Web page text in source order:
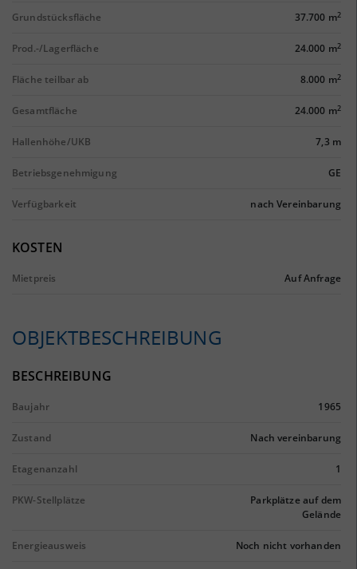
Grundstücksfläche 37.700 m2
Prod.-/Lagerfläche 24.000 m2
Fläche teilbar ab 8.000 m2
Gesamtfläche 24.000 m2
Hallenhöhe/UKB 7,3 m
Betriebsgenehmigung GE
Verfügbarkeit nach Vereinbarung
KOSTEN
Mietpreis Auf Anfrage
OBJEKTBESCHREIBUNG
BESCHREIBUNG
Baujahr 1965
Zustand Nach vereinbarung
Etagenanzahl 1
PKW-Stellplätze
Parkplätze auf dem
Gelände
Energieausweis Noch nicht vorhanden